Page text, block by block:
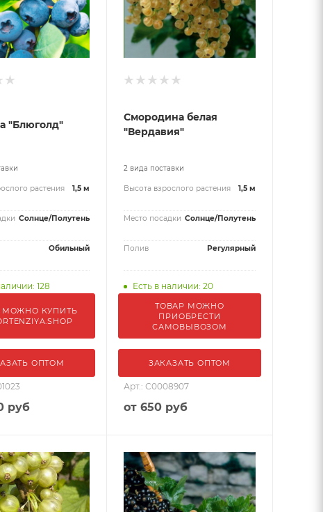
"Блюголд"
растения 1,5 м
Солнце/Полутень
Обильный
128
МОЖНО КУПИТЬ
ОПТОМ
руб
Смородина белая
"Вердавия"
2 вида поставки
Высота взрослого растения 1,5 м
Место посадки Солнце/Полутень
Полив Регулярный
Есть в наличии: 20
ТОВАР МОЖНО
ПРИОБРЕСТИ
САМОВЫВОЗОМ
ЗАКАЗАТЬ ОПТОМ
Арт.: С0008907
от 650 руб